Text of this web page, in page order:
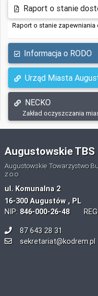
Raport o stanie
Raport o stanie
Informacja o RODO
Urząd Miasta
NECKO
Zakład oczyszczania
Augustowskie TBS
Augustowskie Towarzystwo
z o.o
ul. Komunalna 2
16-300 Augustów , PL
NIP: 846-000-26-48
87 643 28 31
sekretariat@kodrem.pl